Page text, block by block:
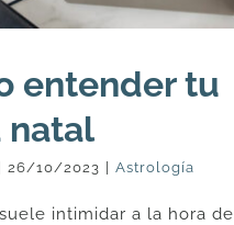
entender tu
natal
26/10/2023 Astrología
intimidar a la hora de